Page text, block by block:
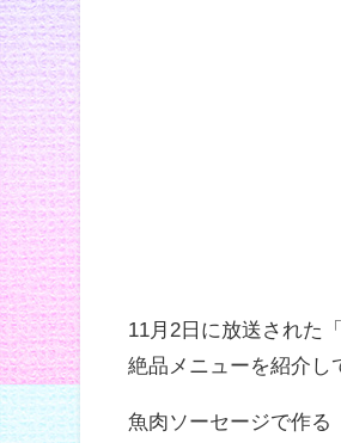
11月2日に放送された
絶品メニューを紹介し
魚肉ソーセージで作る